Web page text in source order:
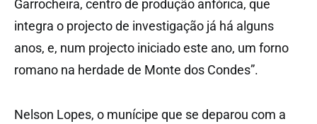
Garrocheira, centro de produção anfórica, que
integra o projecto de investigação já há alguns
anos, e, num projecto iniciado este ano, um forno
romano na herdade de Monte dos Condes”.
Nelson Lopes, o munícipe que se deparou com a